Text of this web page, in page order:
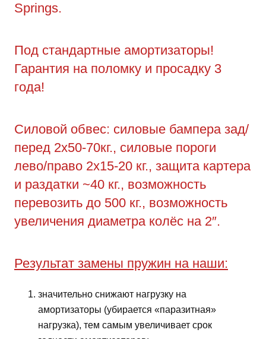
Springs.
Под стандартные амортизаторы!
Гарантия на поломку и просадку 3
года!
Силовой обвес: силовые бампера зад/
перед 2х50-70кг., силовые пороги
лево/право 2х15-20 кг., защита картера
и раздатки ~40 кг., возможность
перевозить до 500 кг., возможность
увеличения диаметра колёс на 2″.
Результат замены пружин на наши:
значительно снижают нагрузку на
амортизаторы (убирается «паразитная»
нагрузка), тем самым увеличивает срок